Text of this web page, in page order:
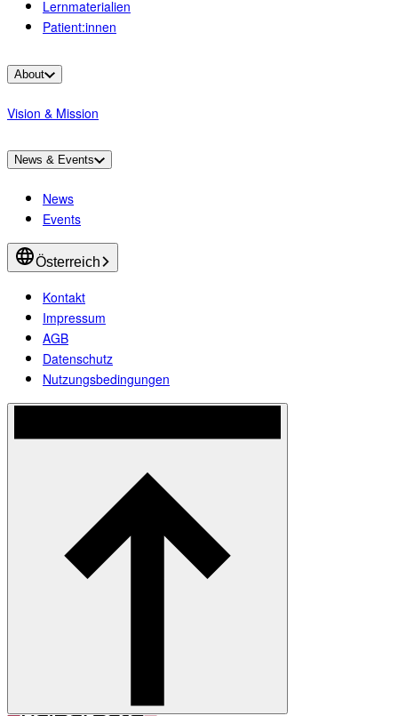
Lernmaterialien
Patient:innen
About
Vision & Mission
News & Events
News
Events
Österreich
Kontakt
Impressum
AGB
Datenschutz
Nutzungsbedingungen